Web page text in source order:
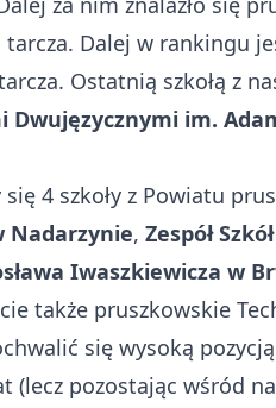
tarcza. Dalej w rankingu
Ostatnią szkołą z
Dwujęzycznymi im.
4 szkoły z Powiatu
Nadarzynie, Zespół
Iwaszkiewicza w
także pruszkowskie
się wysoką
(lecz pozostając wśród